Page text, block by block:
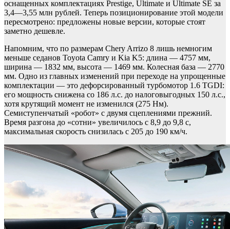
оснащенных комплектациях Prestige, Ultimate и Ultimate SE за
3,4—3,55 млн рублей. Теперь позиционирование этой модели
пересмотрено: предложены новые версии, которые стоят
заметно дешевле.
Напомним, что по размерам Chery Arrizo 8 лишь немногим
меньше седанов Toyota Camry и Kia K5: длина — 4757 мм,
ширина — 1832 мм, высота — 1469 мм. Колесная база — 2770
мм. Одно из главных изменений при переходе на упрощенные
комплектации — это дефорсированный турбомотор 1.6 TGDI:
его мощность снижена со 186 л.с. до налоговыгодных 150 л.с.,
хотя крутящий момент не изменился (275 Нм).
Семиступенчатый «робот» с двумя сцеплениями прежний.
Время разгона до «сотни» увеличилось с 8,9 до 9,8 с,
максимальная скорость снизилась с 205 до 190 км/ч.